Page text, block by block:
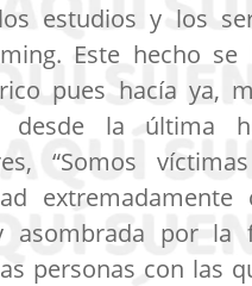
estudios y los
Este hecho se
pues hacía ya,
desde la última
“Somos
extremadamente
asombrada por la
personas con las